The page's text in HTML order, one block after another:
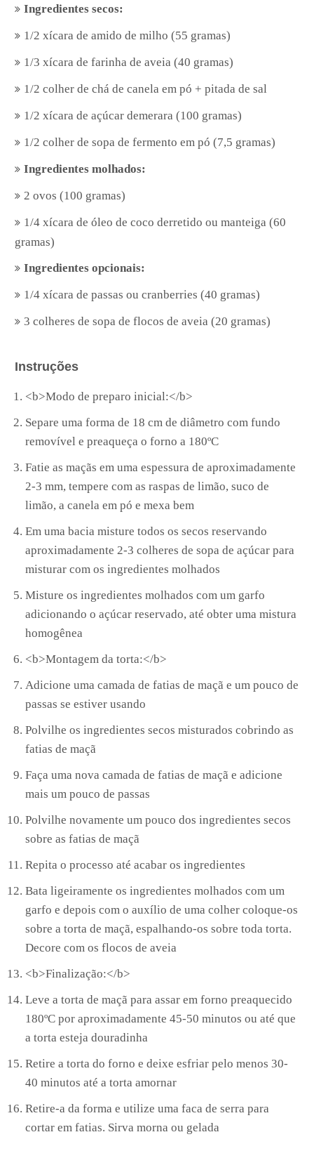
Ingredientes secos:
1/2 xícara de amido de milho (55 gramas)
1/3 xícara de farinha de aveia (40 gramas)
1/2 colher de chá de canela em pó + pitada de sal
1/2 xícara de açúcar demerara (100 gramas)
1/2 colher de sopa de fermento em pó (7,5 gramas)
Ingredientes molhados:
2 ovos (100 gramas)
1/4 xícara de óleo de coco derretido ou manteiga (60
gramas)
Ingredientes opcionais:
1/4 xícara de passas ou cranberries (40 gramas)
3 colheres de sopa de flocos de aveia (20 gramas)
Instruções
<b>Modo de preparo inicial:</b>
Separe uma forma de 18 cm de diâmetro com fundo
removível e preaqueça o forno a 180ºC
Fatie as maçãs em uma espessura de aproximadamente
2-3 mm, tempere com as raspas de limão, suco de
limão, a canela em pó e mexa bem
Em uma bacia misture todos os secos reservando
aproximadamente 2-3 colheres de sopa de açúcar para
misturar com os ingredientes molhados
Misture os ingredientes molhados com um garfo
adicionando o açúcar reservado, até obter uma mistura
homogênea
<b>Montagem da torta:</b>
Adicione uma camada de fatias de maçã e um pouco de
passas se estiver usando
Polvilhe os ingredientes secos misturados cobrindo as
fatias de maçã
Faça uma nova camada de fatias de maçã e adicione
mais um pouco de passas
Polvilhe novamente um pouco dos ingredientes secos
sobre as fatias de maçã
Repita o processo até acabar os ingredientes
Bata ligeiramente os ingredientes molhados com um
garfo e depois com o auxílio de uma colher coloque-os
sobre a torta de maçã, espalhando-os sobre toda torta.
Decore com os flocos de aveia
<b>Finalização:</b>
Leve a torta de maçã para assar em forno preaquecido
180ºC por aproximadamente 45-50 minutos ou até que
a torta esteja douradinha
Retire a torta do forno e deixe esfriar pelo menos 30-
40 minutos até a torta amornar
Retire-a da forma e utilize uma faca de serra para
cortar em fatias. Sirva morna ou gelada